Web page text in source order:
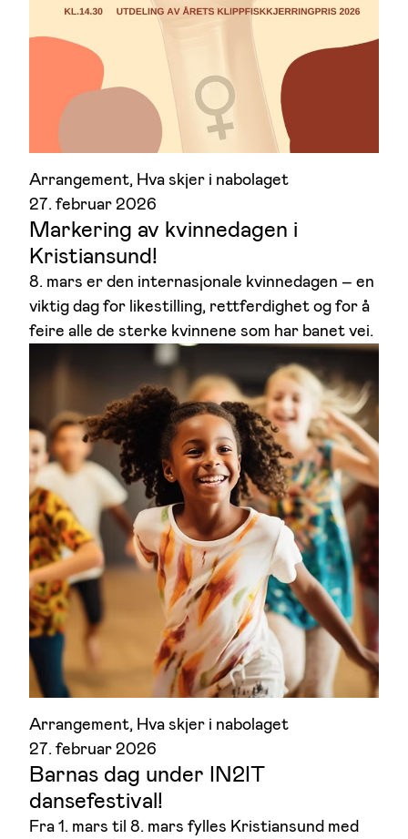
Arrangement, Hva skjer i nabolaget
27. februar 2026
Markering av kvinnedagen i
Kristiansund!
8. mars er den internasjonale kvinnedagen – en
viktig dag for likestilling, rettferdighet og for å
feire alle de sterke kvinnene som har banet vei.
Arrangement, Hva skjer i nabolaget
27. februar 2026
Barnas dag under IN2IT
dansefestival!
Fra 1. mars til 8. mars fylles Kristiansund med